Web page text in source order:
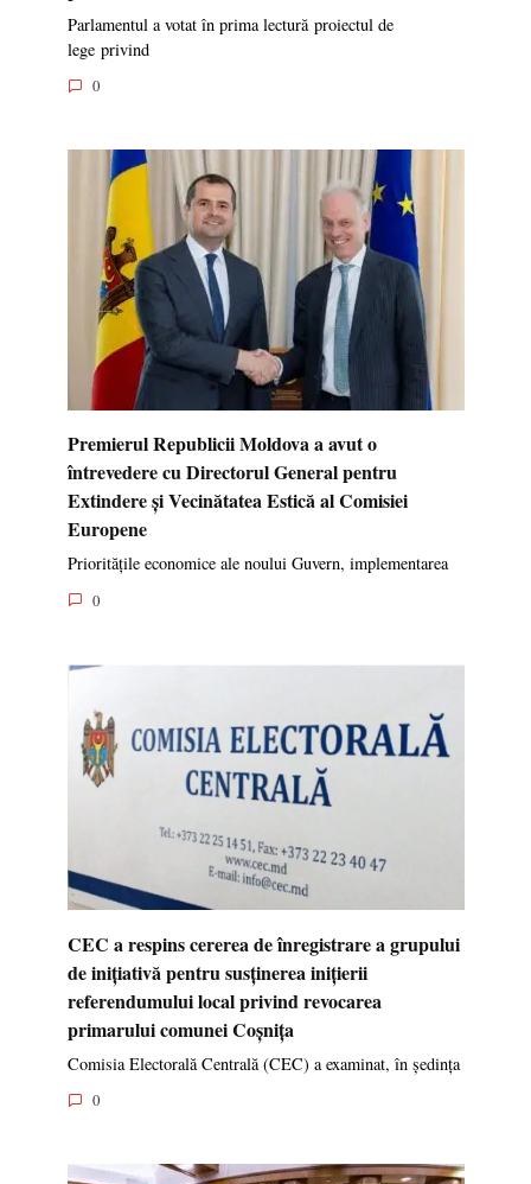
Parlamentul a votat în prima lectură proiectul de
lege privind
0
Premierul Republicii Moldova a avut o
întrevedere cu Directorul General pentru
Extindere și Vecinătatea Estică al Comisiei
Europene
Prioritățile economice ale noului Guvern, implementarea
0
CEC a respins cererea de înregistrare a grupului
de inițiativă pentru susținerea inițierii
referendumului local privind revocarea
primarului comunei Coșnița
Comisia Electorală Centrală (CEC) a examinat, în ședința
0